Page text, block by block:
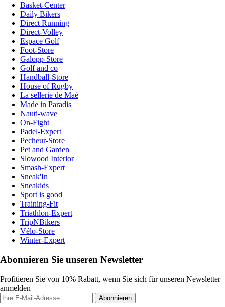
Basket-Center
Daily Bikers
Direct Running
Direct-Volley
Espace Golf
Foot-Store
Galopp-Store
Golf and co
Handball-Store
House of Rugby
La sellerie de Maé
Made in Paradis
Nauti-wave
On-Fight
Padel-Expert
Pecheur-Store
Pet and Garden
Slowood Interior
Smash-Expert
Sneak'In
Sneakids
Sport is good
Training-Fit
Triathlon-Expert
TripNBikers
Vélo-Store
Winter-Expert
Abonnieren Sie unseren Newsletter
Profitieren Sie von 10% Rabatt, wenn Sie sich für unseren Newsletter
anmelden
Abonnieren